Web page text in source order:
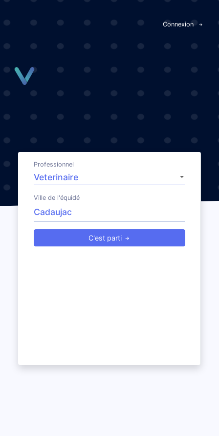
Connexion
Professionnel
Ville de l'équidé
C'est parti